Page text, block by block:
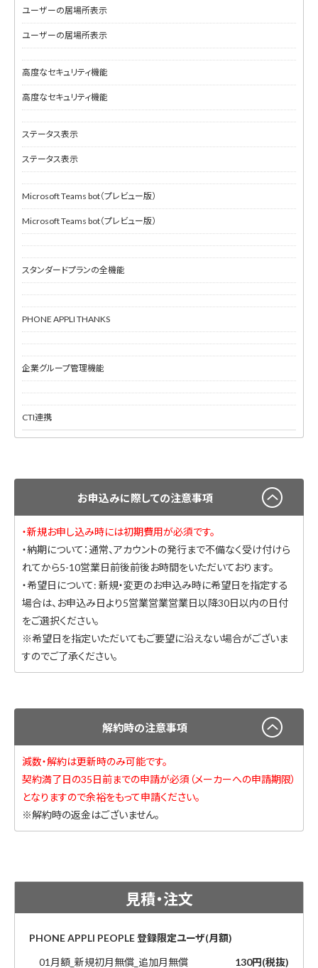
ユーザーの居場所表示
ユーザーの居場所表示
高度なセキュリティ機能
高度なセキュリティ機能
ステータス表示
ステータス表示
Microsoft Teams bot（プレビュー版）
Microsoft Teams bot（プレビュー版）
スタンダードプランの全機能
PHONE APPLI THANKS
企業グループ管理機能
CTI連携
お申込みに際しての注意事項
・新規お申し込み時には初期費用が必須です。
・納期について：通常、アカウントの発行まで不備なく受け付けら
れてから5-10営業日前後前後お時間をいただいております。
・希望日について: 新規・変更のお申込み時に希望日を指定する
場合は、お申込み日より5営業営業営業日以降30日以内の日付
をご選択ください。
※希望日を指定いただいてもご要望に沿えない場合がございま
すのでご了承ください。
解約時の注意事項
減数・解約は更新時のみ可能です。
契約満了日の35日前までの申請が必須（メーカーへの申請期限）
となりますので余裕をもって申請ください。
※解約時の返金はございません。
見積・注文
PHONE APPLI PEOPLE 登録限定ユーザ(月額)
01月額_新規初月無償_追加月無償
130円(税抜)